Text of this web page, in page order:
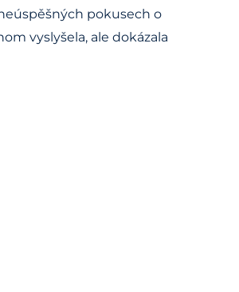
pokusech o
vyslyšela, ale dokázala